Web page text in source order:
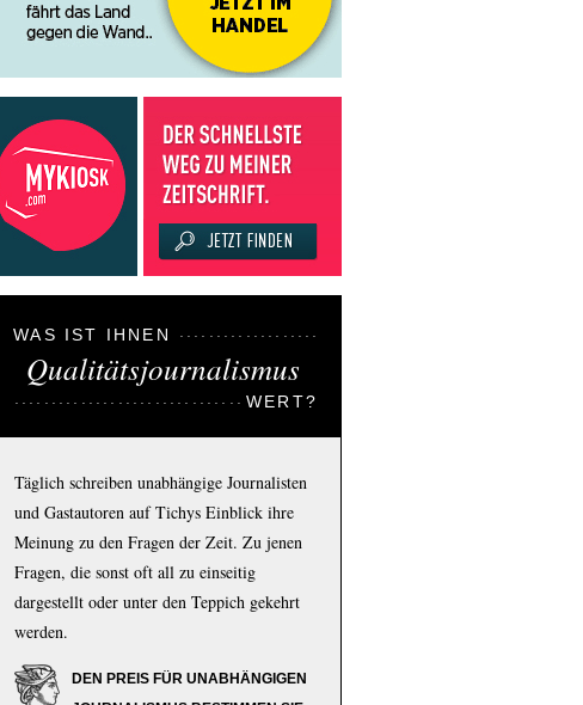
WAS IST IHNEN
Qualitätsjournalismus
WERT?
Täglich schreiben unabhängige Journalisten
und Gastautoren auf Tichys Einblick ihre
Meinung zu den Fragen der Zeit. Zu jenen
Fragen, die sonst oft all zu einseitig
dargestellt oder unter den Teppich gekehrt
werden.
DEN PREIS FÜR UNABHÄNGIGEN